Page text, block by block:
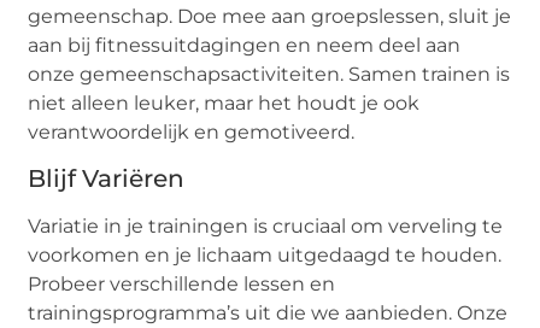
gemeenschap. Doe mee aan groepslessen, sluit je
aan bij fitnessuitdagingen en neem deel aan
onze gemeenschapsactiviteiten. Samen trainen is
niet alleen leuker, maar het houdt je ook
verantwoordelijk en gemotiveerd.
Blijf Variëren
Variatie in je trainingen is cruciaal om verveling te
voorkomen en je lichaam uitgedaagd te houden.
Probeer verschillende lessen en
trainingsprogramma’s uit die we aanbieden. Onze